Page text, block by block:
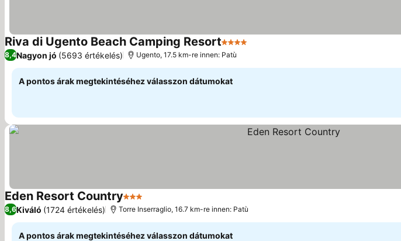
Riva di Ugento Beach Camping Resort4 Kategória
8,4Nagyon jó (5693 értékelés) Ugento, 17.5 km-re innen: Patù
A pontos árak megtekintéséhez válasszon dátumokat
Eden Resort Country3 Kategória
8,6Kiváló (1724 értékelés) Torre Inserraglio, 16.7 km-re innen: Patù
A pontos árak megtekintéséhez válasszon dátumokat